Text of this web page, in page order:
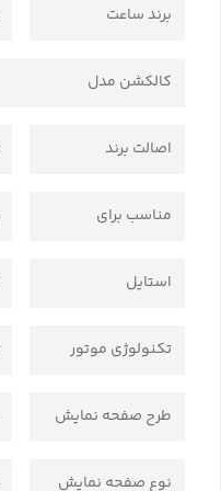
برند ساعت
کالکشن مدل
اصالت برند
مناسب برای
استایل
تکنولوژی موتور
طرح صفحه نمایش
نوع صفحه نمایش